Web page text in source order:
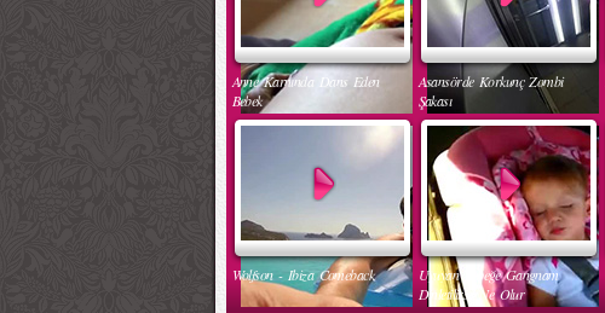
Anne Karnında Dans Eden
Bebek
Asansörde Korkunç Zombi
Şakası
Wolfson - Ibiza Comeback
Uyuyan Bebeğe Gangnam
Dinletilirse Ne Olur